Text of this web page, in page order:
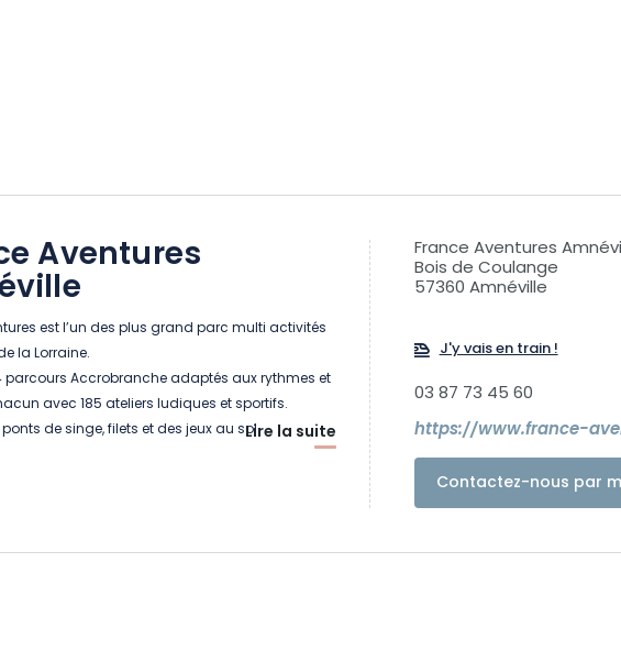
Aventures
est l’un des plus grand parc multi activités
la Lorraine.
parcours Accrobranche adaptés aux rythmes et
avec 185 ateliers ludiques et sportifs.
de singe, filets et des jeux au sol.
à tester : le Laser Game Outdoor l' Archery Tag
Lire la suite
France Aventures
Bois de Coulange
57360 Amnéville
J'y vais en train !
03 87 73 45 60
https://www.france-
Contactez-nous par